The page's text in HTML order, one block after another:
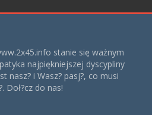
stanie się ważnym
najpiękniejszej dyscypliny
nasz? i Wasz? pasj?, co musi
Doł?cz do nas!